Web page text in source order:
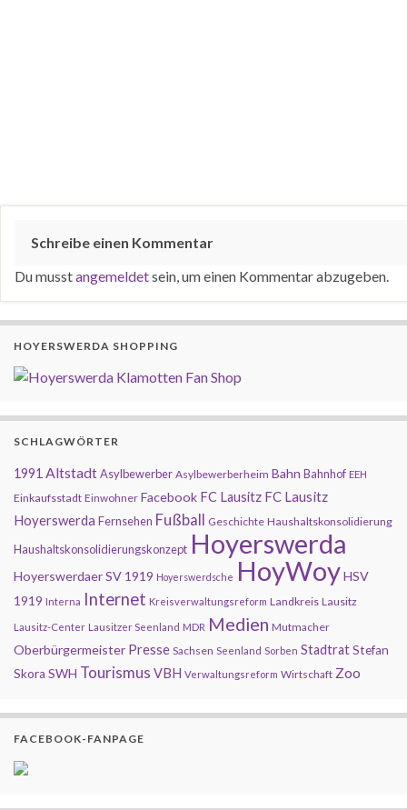
Schreibe einen Kommentar
Du musstangemeldetsein, um einen Kommentar abzugeben.
HOYERSWERDA SHOPPING
SCHLAGWÖRTER
1991 AltstadtAsylbewerber Asylbewerberheim Bahn Bahnhof EEH
Einkaufsstadt Einwohner Facebook FC Lausitz FC Lausitz
Hoyerswerda Fernsehen Fußball Geschichte Haushaltskonsolidierung
Haushaltskonsolidierungskonzept Hoyerswerda
Hoyerswerdaer SV 1919 Hoyerswerdsche HoyWoyHSV
1919 Interna Internet Kreisverwaltungsreform Landkreis Lausitz
Lausitz-Center Lausitzer Seenland MDR Medien Mutmacher
Oberbürgermeister Presse Sachsen Seenland Sorben StadtratStefan
Skora SWH Tourismus VBH Verwaltungsreform Wirtschaft Zoo
FACEBOOK-FANPAGE